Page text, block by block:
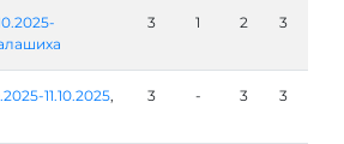
3 1 2 3
11.10.2025,
3 - 3 3